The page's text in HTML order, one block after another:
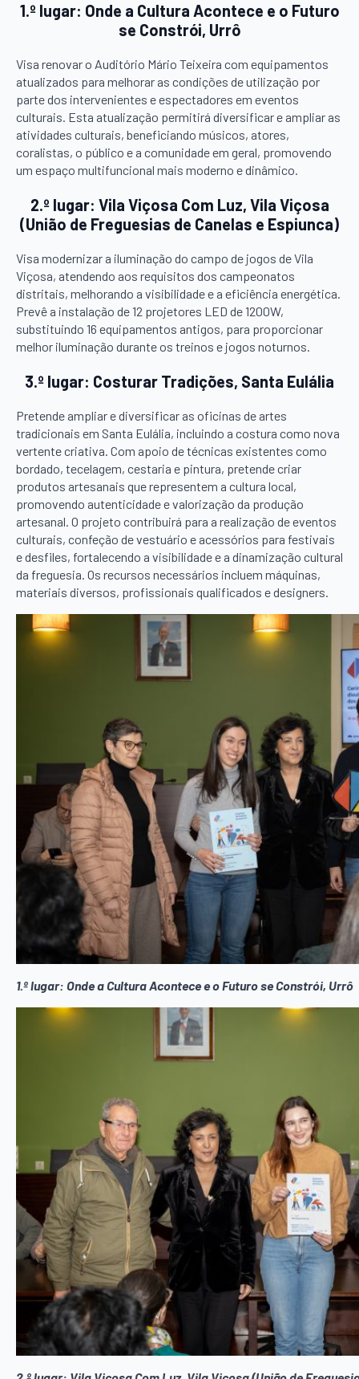
1.º lugar: Onde a Cultura Acontece e o Futuro
se Constrói, Urrô
Visa renovar o Auditório Mário Teixeira com equipamentos
atualizados para melhorar as condições de utilização por
parte dos intervenientes e espectadores em eventos
culturais. Esta atualização permitirá diversificar e ampliar as
atividades culturais, beneficiando músicos, atores,
coralistas, o público e a comunidade em geral, promovendo
um espaço multifuncional mais moderno e dinâmico.
2.º lugar: Vila Viçosa Com Luz, Vila Viçosa
(União de Freguesias de Canelas e Espiunca)
Visa modernizar a iluminação do campo de jogos de Vila
Viçosa, atendendo aos requisitos dos campeonatos
distritais, melhorando a visibilidade e a eficiência energética.
Prevê a instalação de 12 projetores LED de 1200W,
substituindo 16 equipamentos antigos, para proporcionar
melhor iluminação durante os treinos e jogos noturnos.
3.º lugar: Costurar Tradições, Santa Eulália
Pretende ampliar e diversificar as oficinas de artes
tradicionais em Santa Eulália, incluindo a costura como nova
vertente criativa. Com apoio de técnicas existentes como
bordado, tecelagem, cestaria e pintura, pretende criar
produtos artesanais que representem a cultura local,
promovendo autenticidade e valorização da produção
artesanal. O projeto contribuirá para a realização de eventos
culturais, confeção de vestuário e acessórios para festivais
e desfiles, fortalecendo a visibilidade e a dinamização cultural
da freguesia. Os recursos necessários incluem máquinas,
materiais diversos, profissionais qualificados e designers.
1.º lugar: Onde a Cultura Acontece e o Futuro se Constrói, Urrô